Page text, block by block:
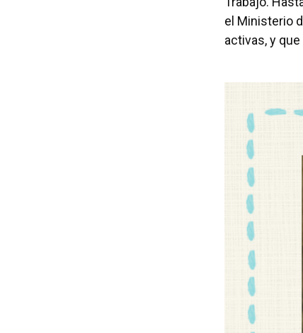
el Ministerio
activas, y